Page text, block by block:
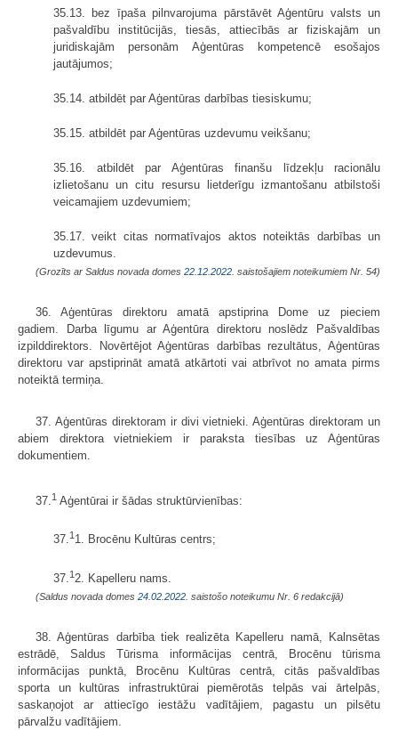
35.13. bez īpaša pilnvarojuma pārstāvēt Aģentūru valsts un
pašvaldību institūcijās, tiesās, attiecībās ar fiziskajām un
juridiskajām personām Aģentūras kompetencē esošajos
jautājumos;
35.14. atbildēt par Aģentūras darbības tiesiskumu;
35.15. atbildēt par Aģentūras uzdevumu veikšanu;
35.16. atbildēt par Aģentūras finanšu līdzekļu racionālu
izlietošanu un citu resursu lietderīgu izmantošanu atbilstoši
veicamajiem uzdevumiem;
35.17. veikt citas normatīvajos aktos noteiktās darbības un
uzdevumus.
(Grozīts ar Saldus novada domes 22.12.2022. saistošajiem noteikumiem Nr. 54)
36. Aģentūras direktoru amatā apstiprina Dome uz pieciem
gadiem. Darba līgumu ar Aģentūra direktoru noslēdz Pašvaldības
izpilddirektors. Novērtējot Aģentūras darbības rezultātus, Aģentūras
direktoru var apstiprināt amatā atkārtoti vai atbrīvot no amata pirms
noteiktā termiņa.
37. Aģentūras direktoram ir divi vietnieki. Aģentūras direktoram un
abiem direktora vietniekiem ir paraksta tiesības uz Aģentūras
dokumentiem.
37.1 Aģentūrai ir šādas struktūrvienības:
37.1 1. Brocēnu Kultūras centrs;
37. 1 2. Kapelleru nams.
(Saldus novada domes 24.02.2022. saistošo noteikumu Nr. 6 redakcijā)
38. Aģentūras darbība tiek realizēta Kapelleru namā, Kalnsētas
estrādē, Saldus Tūrisma informācijas centrā, Brocēnu tūrisma
informācijas punktā, Brocēnu Kultūras centrā, citās pašvaldības
sporta un kultūras infrastruktūrai piemērotās telpās vai ārtelpās,
saskaņojot ar attiecīgo iestāžu vadītājiem, pagastu un pilsētu
pārvalžu vadītājiem.